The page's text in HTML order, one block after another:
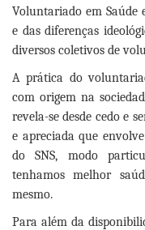
Voluntariado em Saúde
e das diferenças
diversos coletivos de
A prática do
com origem na
revela-se desde cedo e
e apreciada que
do SNS, modo
tenhamos melhor
mesmo.
Para além da